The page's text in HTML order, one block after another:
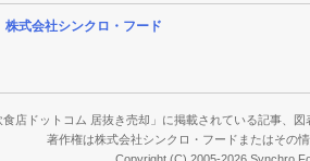
物件の案件一覧
案件一覧
案件一覧
の案件一覧
株式会社シンクロ・フード
食店ドットコム 居抜き売却」に掲載されている記事、図
著作権は株式会社シンクロ・フードまたはその